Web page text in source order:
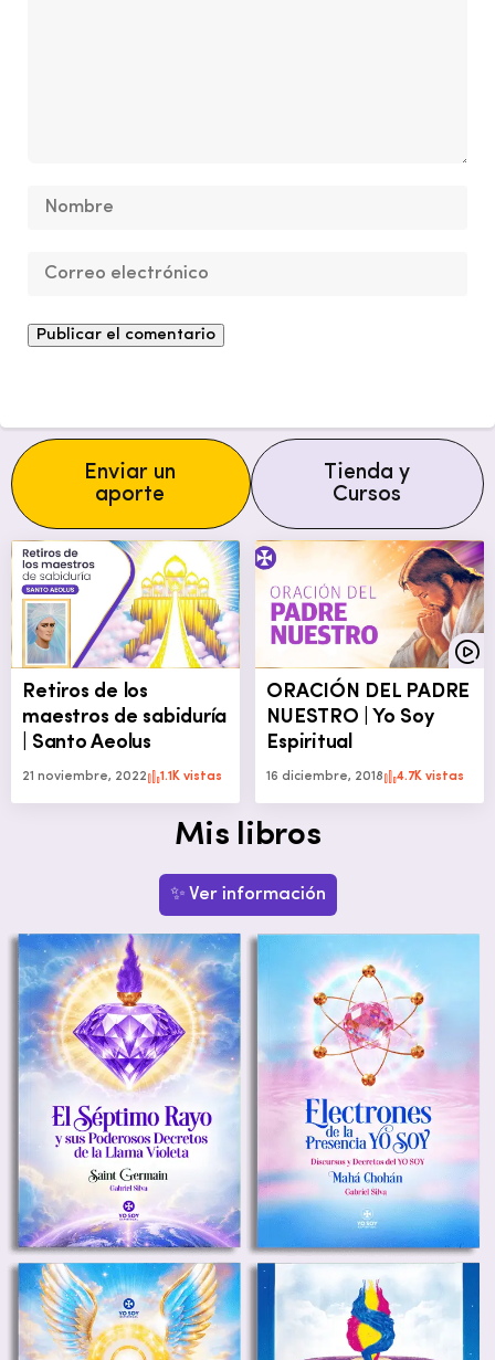
Enviar un
aporte
Tienda y
Cursos
Retiros de los
maestros de sabiduría
| Santo Aeolus
21 noviembre, 2022 1.1K vistas
ORACIÓN DEL PADRE
NUESTRO | Yo Soy
Espiritual
16 diciembre, 2018 4.7K vistas
Mis libros
✨ Ver información